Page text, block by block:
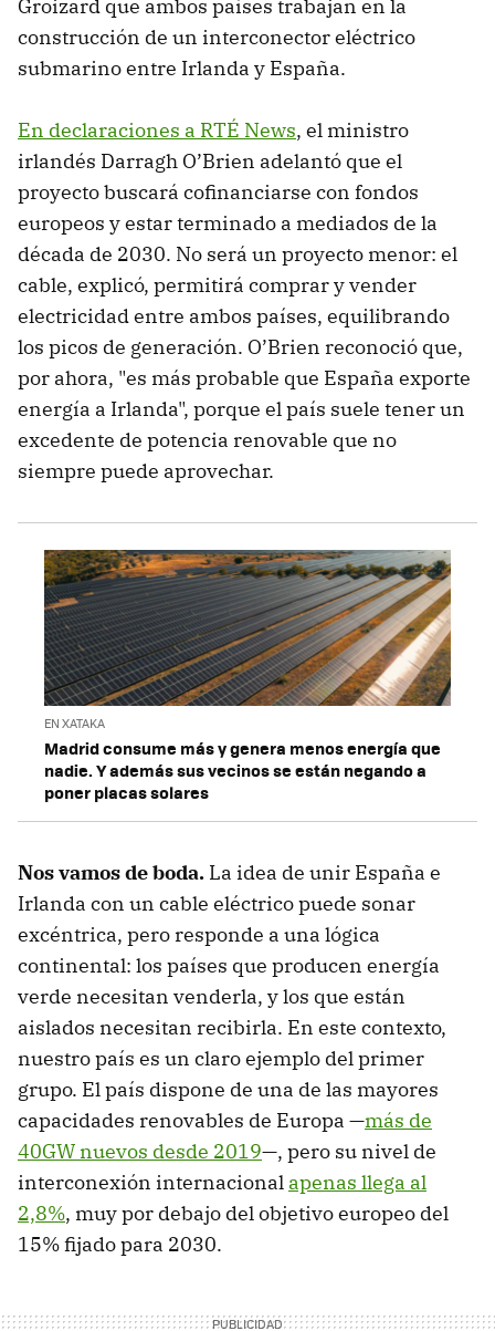
Groizard que ambos países trabajan en la
construcción de un interconector eléctrico
submarino entre Irlanda y España.
En declaraciones a RTÉ News, el ministro
irlandés Darragh O’Brien adelantó que el
proyecto buscará cofinanciarse con fondos
europeos y estar terminado a mediados de la
década de 2030. No será un proyecto menor: el
cable, explicó, permitirá comprar y vender
electricidad entre ambos países, equilibrando
los picos de generación. O’Brien reconoció que,
por ahora, "es más probable que España exporte
energía a Irlanda", porque el país suele tener un
excedente de potencia renovable que no
siempre puede aprovechar.
EN XATAKA
Madrid consume más y genera menos energía que
nadie. Y además sus vecinos se están negando a
poner placas solares
Nos vamos de boda. La idea de unir España e
Irlanda con un cable eléctrico puede sonar
excéntrica, pero responde a una lógica
continental: los países que producen energía
verde necesitan venderla, y los que están
aislados necesitan recibirla. En este contexto,
nuestro país es un claro ejemplo del primer
grupo. El país dispone de una de las mayores
capacidades renovables de Europa —más de
40GW nuevos desde 2019—, pero su nivel de
interconexión internacional apenas llega al
2,8%, muy por debajo del objetivo europeo del
15% fijado para 2030.